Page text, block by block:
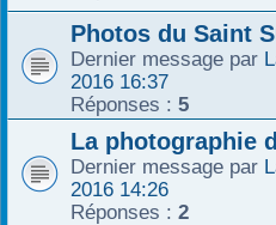
Photos du Saint
Dernier message par
2016 16:37
Réponses : 5
La photographie
Dernier message par
2016 14:26
Réponses : 2